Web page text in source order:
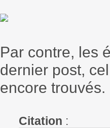
Par contre, les
dernier post,
encore trouvés.
Citation :